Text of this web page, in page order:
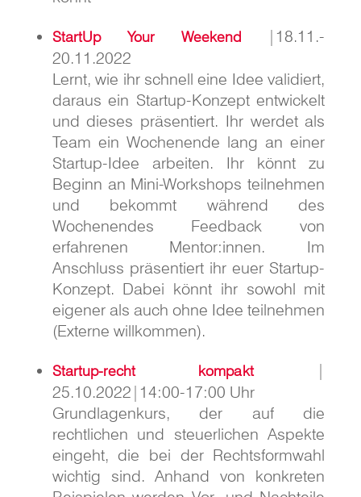
StartUp Your Weekend
|18.11.-
20.11.2022
Lernt, wie ihr schnell eine Idee validiert,
daraus ein Startup-Konzept entwickelt
und dieses präsentiert. Ihr werdet als
Team ein Wochenende lang an einer
Startup-Idee arbeiten. Ihr könnt zu
Beginn an Mini-Workshops teilnehmen
und bekommt während des
Wochenendes Feedback von
erfahrenen Mentor:innen. Im
Anschluss präsentiert ihr euer Startup-
Konzept. Dabei könnt ihr sowohl mit
eigener als auch ohne Idee teilnehmen
(Externe willkommen).
Startup-recht kompakt|
25.10.2022|14:00-17:00 Uhr
Grundlagenkurs, der auf die
rechtlichen und steuerlichen Aspekte
eingeht, die bei der Rechtsformwahl
wichtig sind. Anhand von konkreten